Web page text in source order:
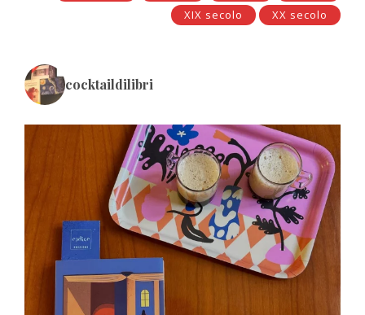
XIX secolo
XX secolo
cocktaildilibri